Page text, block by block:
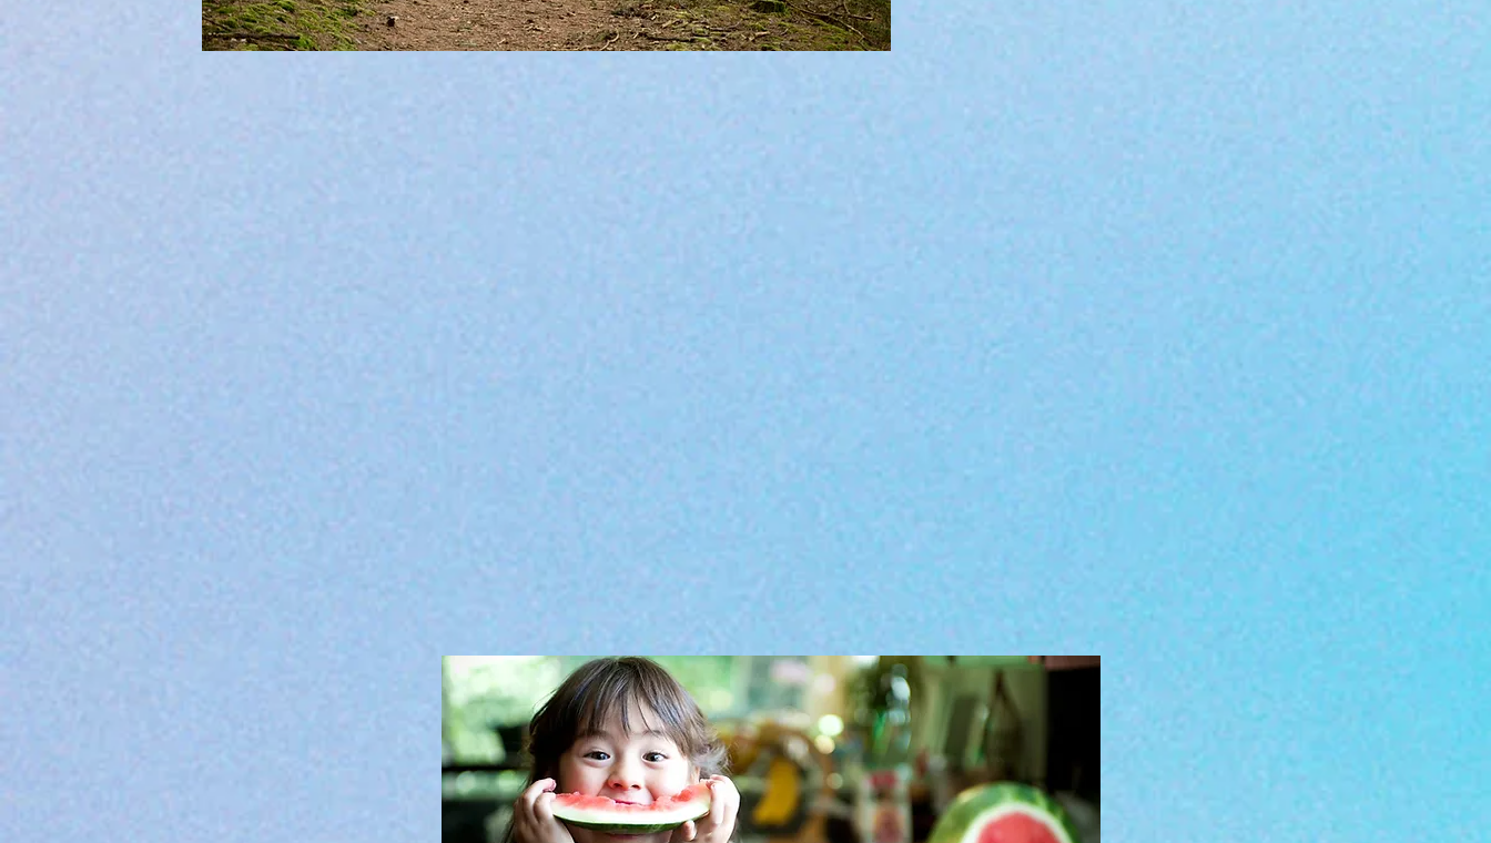
Mögliche Folgen von chronischem Stress
Herz-Kreislauf-System: Koronare Herzerkrankung, Herzinfarkt, Bluthochdruck, Arteriosklerose
chronische Schmerzerkrankungen (Fibromyalgie, Weichteilrheumatismus)
Magen-Darm-Erkrankungen, Reizmagen, Reizdarm, Säureüberschuss des Magens
verminderte Immunkompetenz gegenüber pathologischen Einflüssen von außen (Infektionserkrankungen) und von Innen
übersteigerte Immunreaktionen gegenüber Einflüssen von außen (Allergien) und von innen (Autoimmunkrankheiten)
Sexualität: Libidoverlust, Zyklusstörungen, Impotenz, Störungen der Samenreifung
Übergewicht, Fettleibigkeit
emotionales Essen, Dauersnacking, Essanfälle, Heißhungerattacken, Binge Eating Störung...